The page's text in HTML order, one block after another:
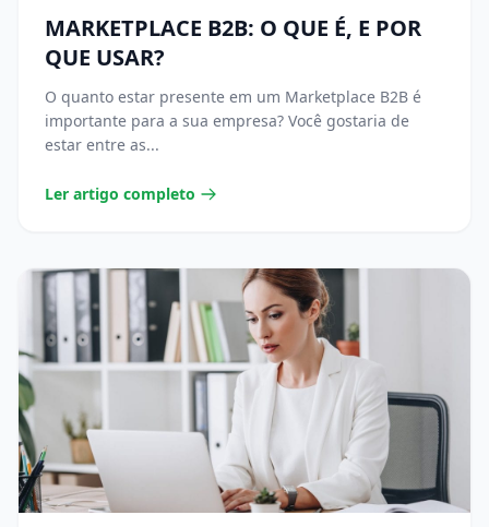
MARKETPLACE B2B: O QUE É, E POR
QUE USAR?
O quanto estar presente em um Marketplace B2B é
importante para a sua empresa? Você gostaria de
estar entre as...
Ler artigo completo